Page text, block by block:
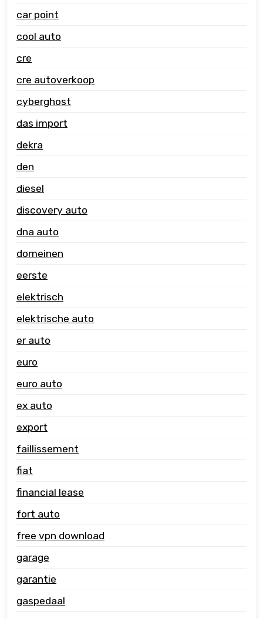
car point
cool auto
cre
cre autoverkoop
cyberghost
das import
dekra
den
diesel
discovery auto
dna auto
domeinen
eerste
elektrisch
elektrische auto
er auto
euro
euro auto
ex auto
export
faillissement
fiat
financial lease
fort auto
free vpn download
garage
garantie
gaspedaal